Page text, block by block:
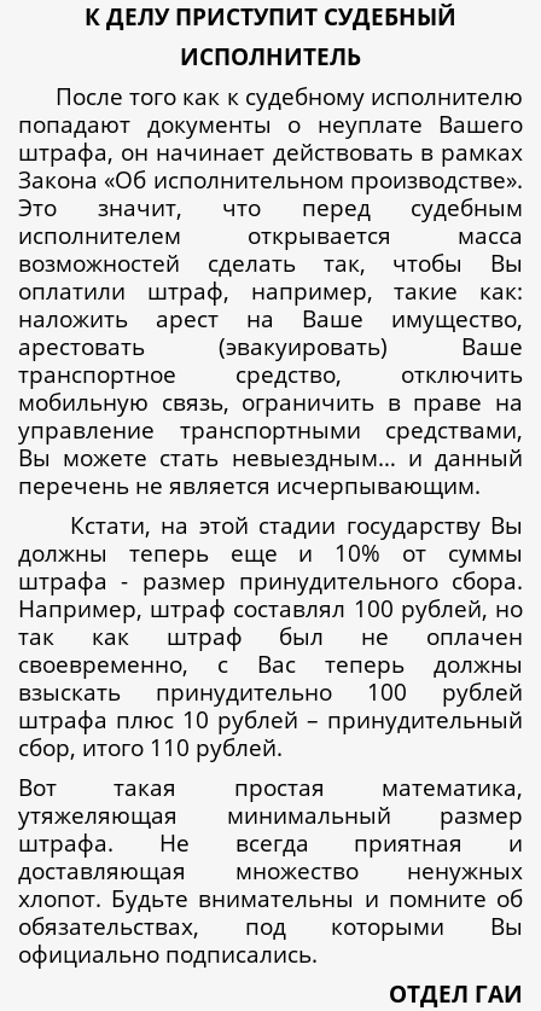
К ДЕЛУ ПРИСТУПИТ СУДЕБНЫЙ
ИСПОЛНИТЕЛЬ
После того как к судебному исполнителю
попадают документы о неуплате Вашего
штрафа, он начинает действовать в рамках
Закона «Об исполнительном производстве».
Это значит, что перед судебным
исполнителем открывается масса
возможностей сделать так, чтобы Вы
оплатили штраф, например, такие как:
наложить арест на Ваше имущество,
арестовать (эвакуировать) Ваше
транспортное средство, отключить
мобильную связь, ограничить в праве на
управление транспортными средствами,
Вы можете стать невыездным… и данный
перечень не является исчерпывающим.
Кстати, на этой стадии государству Вы
должны теперь еще и 10% от суммы
штрафа - размер принудительного сбора.
Например, штраф составлял 100 рублей, но
так как штраф был не оплачен
своевременно, с Вас теперь должны
взыскать принудительно 100 рублей
штрафа плюс 10 рублей – принудительный
сбор, итого 110 рублей.
Вот такая простая математика,
утяжеляющая минимальный размер
штрафа. Не всегда приятная и
доставляющая множество ненужных
хлопот. Будьте внимательны и помните об
обязательствах, под которыми Вы
официально подписались.
ОТДЕЛ ГАИ